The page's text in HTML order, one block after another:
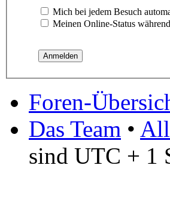
Mich bei jedem Besuch
Meinen Online-Status
Foren-
Das Team •
sind UTC + 1